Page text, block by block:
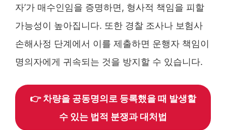
자’가 매수인임을 증명하면, 형사적 책임을 피할
가능성이 높아집니다. 또한 경찰 조사나 보험사
손해사정 단계에서 이를 제출하면 운행자 책임이
명의자에게 귀속되는 것을 방지할 수 있습니다.
👉 차량을 공동명의로 등록했을 때 발생할
수 있는 법적 분쟁과 대처법